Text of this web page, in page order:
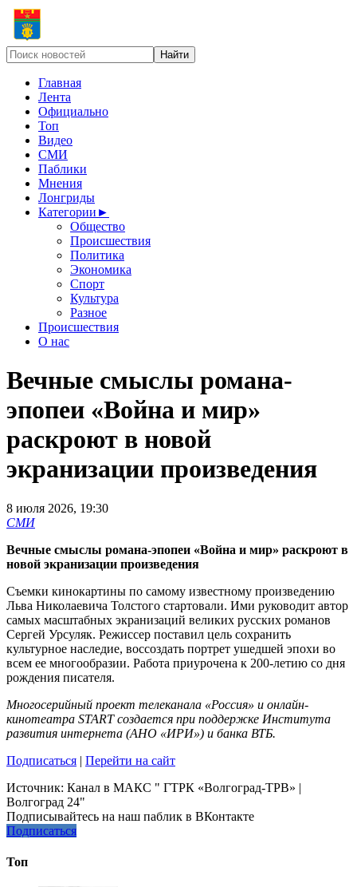
Главная
Лента
Официально
Топ
Видео
СМИ
Паблики
Мнения
Лонгриды
Категории ►
Общество
Происшествия
Политика
Экономика
Спорт
Культура
Разное
Происшествия
О нас
Вечные смыслы романа-
эпопеи «Война и мир»
раскроют в новой
экранизации произведения
8 июля 2026, 19:30
СМИ
Вечные смыслы романа-эпопеи «Война и мир» раскроют в
новой экранизации произведения
Съемки кинокартины по самому известному произведению
Льва Николаевича Толстого стартовали. Ими руководит автор
самых масштабных экранизаций великих русских романов
Сергей Урсуляк. Режиссер поставил цель сохранить
культурное наследие, воссоздать портрет ушедшей эпохи во
всем ее многообразии. Работа приурочена к 200-летию со дня
рождения писателя.
Многосерийный проект телеканала «Россия» и онлайн-
кинотеатра START создается при поддержке Института
развития интернета (АНО «ИРИ») и банка ВТБ.
Подписаться | Перейти на сайт
Источник: Канал в МАКС " ГТРК «Волгоград-ТРВ» |
Волгоград 24"
Подписывайтесь на наш паблик в ВКонтакте
Подписаться
Топ